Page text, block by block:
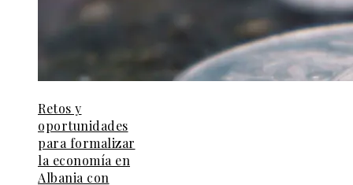
Retos y
oportunidades
para formalizar
la economía en
Albania con